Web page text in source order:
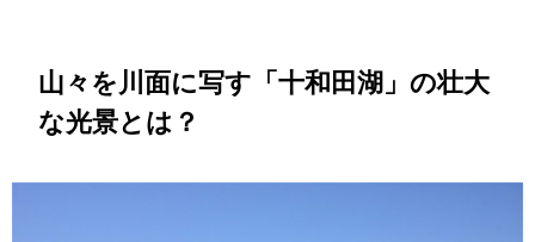
山々を川面に写す「十和田湖」の壮大
な光景とは？